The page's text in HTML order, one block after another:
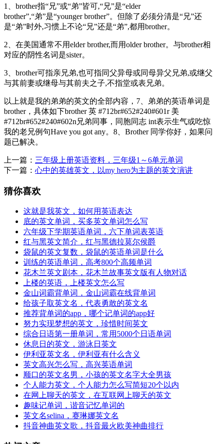
1、brother指“兄”或“弟”皆可,“兄”是“elder
brother”,“弟”是“younger brother”。但除了必须分清是“兄”还
是“弟”时外,习惯上不论“兄”还是“弟”,都用brother。
2、在美国通常不用elder brother,而用older brother。与brother相
对应的阴性名词是sister。
3、brother可指亲兄弟,也可指同父异母或同母异父兄弟,或继父
与其前妻或继母与其前夫之子,不指堂或表兄弟。
以上就是我的弟弟的英文的全部内容，7、弟弟的英语单词是
brother，具体如下brother 英 #712br#652#240#601r 美
#712br#652#240#602n兄弟同事，同胞同志 int表示生气或吃惊
我的老兄例句Have you got any。8、Brother 同学你好，如果问
题已解决。
上一篇： 三年级上册英语资料，三年级1～6单元单词
下一篇： 心中的英雄英文，以my hero为主题的英文演讲
猜你喜欢
这就是我英文，如何用英语表达
底的英文单词，买多英文单词怎么写
六年级下学期英语单词，六下单词表英语
红与黑英文简介，红与黑德拉莫尔侯爵
袋鼠的英文复数，袋鼠的英语单词是什么
训练的英语单词，高考800个高频单词
花木兰英文剧本，花木兰故事英文版有人物对话
上楼的英语，上楼英文怎么写
金山词霸背单词，金山词霸在线背单词
给孩子取英文名，代表勇敢的英文名
推荐背单词的app，哪个记单词的app好
努力实现梦想的英文，珍惜时间英文
综合日语第一册单词，常用5000个日语单词
休息日的英文，游泳日英文
伊利亚英文名，伊利亚有什么含义
英文高兴怎么写，高兴英语单词
顺口的英文名男，小孩的英文名字大全男孩
个人能力英文，个人能力怎么写简短20个以内
在网上聊天的英文，在互联网上聊天的英文
趣味记单词，谐音记忆单词的
英文名selina，赛琳娜英文名
抖音神曲英文歌，抖音最火欧美神曲排行